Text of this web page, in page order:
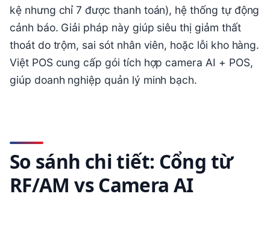
kệ nhưng chỉ 7 được thanh toán), hệ thống tự động
cảnh báo. Giải pháp này giúp siêu thị giảm thất
thoát do trộm, sai sót nhân viên, hoặc lỗi kho hàng.
Việt POS cung cấp gói tích hợp camera AI + POS,
giúp doanh nghiệp quản lý minh bạch.
So sánh chi tiết: Cổng từ
RF/AM vs Camera AI